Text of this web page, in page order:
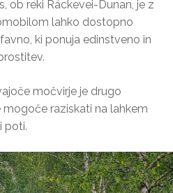
ob reki Ráckevei-Dunan, je z
lahko dostopno
ki ponuja edinstveno in
močvirje je drugo
mogoče raziskati na lahkem
poti.